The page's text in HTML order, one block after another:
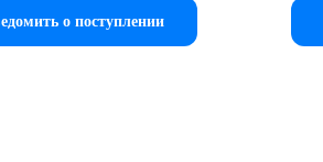
о поступлении